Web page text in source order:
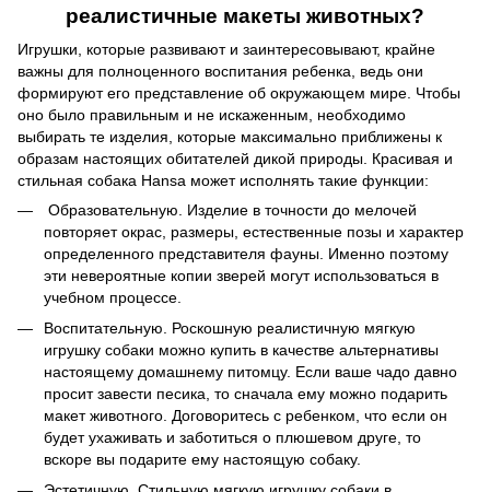
реалистичные макеты животных?
Игрушки, которые развивают и заинтересовывают, крайне
важны для полноценного воспитания ребенка, ведь они
формируют его представление об окружающем мире. Чтобы
оно было правильным и не искаженным, необходимо
выбирать те изделия, которые максимально приближены к
образам настоящих обитателей дикой природы. Красивая и
стильная собака Hansa может исполнять такие функции:
Образовательную. Изделие в точности до мелочей
повторяет окрас, размеры, естественные позы и характер
определенного представителя фауны. Именно поэтому
эти невероятные копии зверей могут использоваться в
учебном процессе.
Воспитательную. Роскошную реалистичную мягкую
игрушку собаки можно купить в качестве альтернативы
настоящему домашнему питомцу. Если ваше чадо давно
просит завести песика, то сначала ему можно подарить
макет животного. Договоритесь с ребенком, что если он
будет ухаживать и заботиться о плюшевом друге, то
вскоре вы подарите ему настоящую собаку.